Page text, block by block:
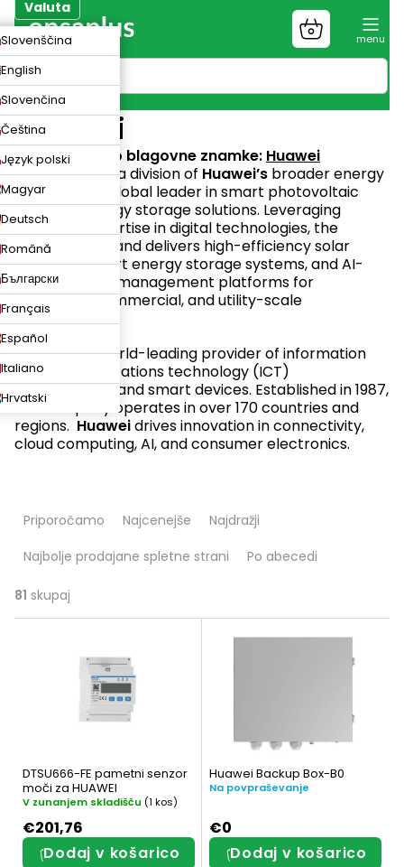
Preskoči
na
vsebino
Valuta
Slovenščina
English
Slovenčina
Čeština
Język polski
Magyar
Deutsch
Română
Български
Français
Español
Italiano
Hrvatski
Nakupovalni
voziček
Huawei
Spletno mesto blagovne znamke: Huawei
Huawei Solar, a division of Huawei’s broader energy
portfolio, is a global leader insmart photovoltaic
(PV) and energy storage solutions. Leveraging
Huawei’s
expertise in digital technologies, the
FusionSolar brand delivers high-efficiency solar
inverters, smart energy storage systems, and AI-
driven energy management platforms for
residential, commercial, and utility-scale
applications.
Huaweiis a world-leading provider of information
and communications technology (ICT)
infrastructure and smart devices. Established in 1987,
the company operates in over 170 countries and
regions. Huaweidrives innovation in connectivity,
cloud computing, AI, and consumer electronics.
a
z
v
n
e
Priporočamo Najcenejše
Najdražji
Najbolje prodajane spletne strani
Po abecedi
81 skupaj
a
m
DTSU666-FE pametni senzor
moči za HUAWEI
V zunanjem skladišču (1 kos)
€201,76
Dodaj v košarico
Huawei Backup Box-B0
Na povpraševanje
€0
Dodaj v košarico